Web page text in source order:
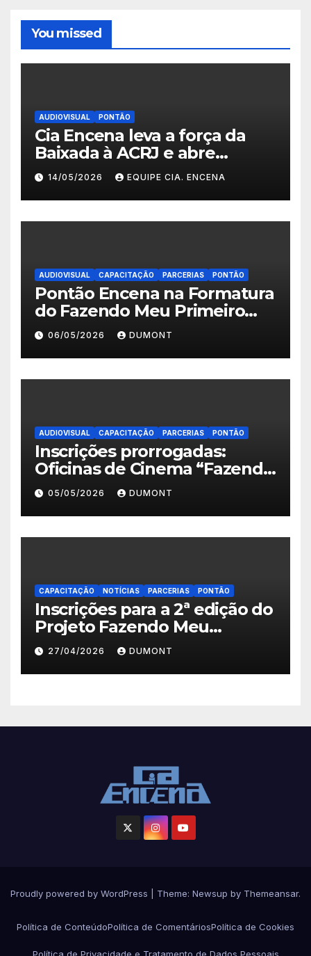
You missed
AUDIOVISUAL PONTÃO
Cia Encena leva a força da
Baixada à ACRJ e abre
inscrições para a 2ª turma do
Fazendo Meu Primeiro Filme”
em Nova Iguaçu
14/05/2026 EQUIPE CIA. ENCENA
AUDIOVISUAL CAPACITAÇÃO PARCERIAS PONTÃO
Pontão Encena na Formatura
do Fazendo Meu Primeiro
Filme no Degase Belford
Roxo e reforça as inscrições
abertas em Nova Iguaçu
06/05/2026 DUMONT
AUDIOVISUAL CAPACITAÇÃO PARCERIAS PONTÃO
Inscrições prorrogadas:
Oficinas de Cinema “Fazendo
Meu Primeiro Filme” em
Nova Iguaçu seguem abertas
até 11 de maio
05/05/2026 DUMONT
CAPACITAÇÃO NOTÍCIAS PARCERIAS PONTÃO
Inscrições para a 2ª edição do
Projeto Fazendo Meu
Primeiro Filme em Nova
Iguaçu
27/04/2026 DUMONT
Proudly powered by WordPress Theme: Newsup by Themeansar.
Política de ConteúdoPolítica de ComentáriosPolítica de Cookies